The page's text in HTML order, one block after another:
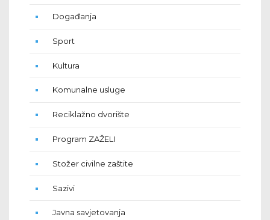
Događanja
Sport
Kultura
Komunalne usluge
Reciklažno dvorište
Program ZAŽELI
Stožer civilne zaštite
Sazivi
Javna savjetovanja